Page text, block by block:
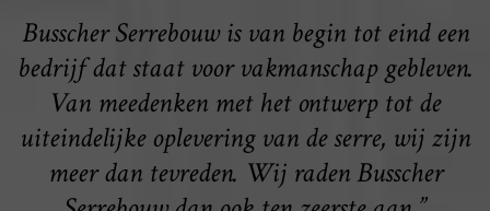
Busscher Serrebouw is van begin tot eind een
bedrijf dat staat voor vakmanschap gebleven.
Van meedenken met het ontwerp tot de
uiteindelijke oplevering van de serre, wij zijn
meer dan tevreden. Wij raden Busscher